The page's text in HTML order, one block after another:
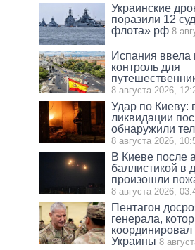
Украинские
поразили 12
флота» рф 8
Испания ввела
контроль для
8 августа 2026,
Удар по Киеву:
ликвидации
обнаружили
8 августа 2026,
В Киеве после
баллистикой в
произошли
8 августа 2026,
Пентагон
генерала,
Украины 8